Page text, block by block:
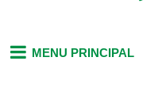
MENU PRINCIPAL